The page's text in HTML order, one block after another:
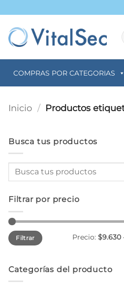
al
contenido
COMPRAS POR CATEGORIAS
Inicio / Productos
Busca tus productos
Filtrar por precio
Precio
mínimo
Precio
máximo
Filtrar Precio: $9.630
Categorías del producto